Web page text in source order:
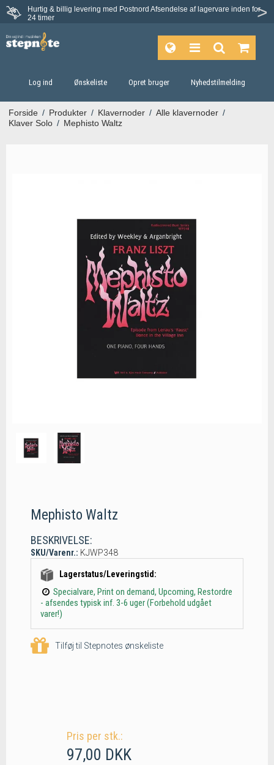
Hurtig & billig levering med Postnord Afsendelse af lagervare inden for
24 timer
Fortrydelsesret på 30 dage
Log ind Ønskeliste Opret bruger Nyhedstilmelding
Forside / Produkter / Klavernoder / Alle klavernoder /
Klaver Solo / Mephisto Waltz
Mephisto Waltz
BESKRIVELSE:
SKU/Varenr.: KJWP348
Lagerstatus/Leveringstid:
Specialvare, Print on demand, Upcoming, Restordre
- afsendes typisk inf. 3-6 uger (Forbehold udgået
varer!)
Tilføj til Stepnotes ønskeliste
Pris per stk.:
97,00 DKK